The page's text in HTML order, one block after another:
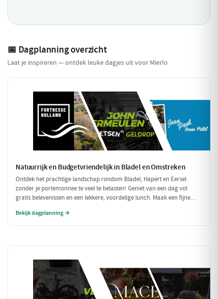
📅 Dagplanning overzicht
Laat je inspireren — ontdek leuke dagjes uit voor Mierlo
Natuurrijk en Budgetvriendelijk in Bladel en Omstreken
Ontdek het prachtige landschap rondom Bladel, Hapert en Eersel
zonder je portemonnee te veel te belasten! Geniet van een dag vol
gratis belevenissen en een lekkere, voordelige lunch. Maak een fijne
hap.
Bekijk dagplanning →